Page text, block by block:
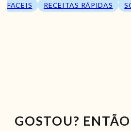
FACEIS
RECEITAS RÁPIDAS
GOSTOU?